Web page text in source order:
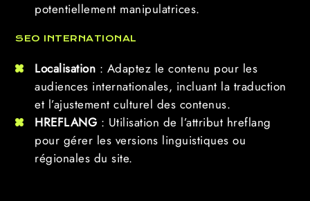
potentiellement manipulatrices.
SEO INTERNATIONAL
Localisation : Adaptez le contenu pour les
audiences internationales, incluant la traduction
et l’ajustement culturel des contenus.
HREFLANG : Utilisation de l’attribut hreflang
pour gérer les versions linguistiques ou
régionales du site.